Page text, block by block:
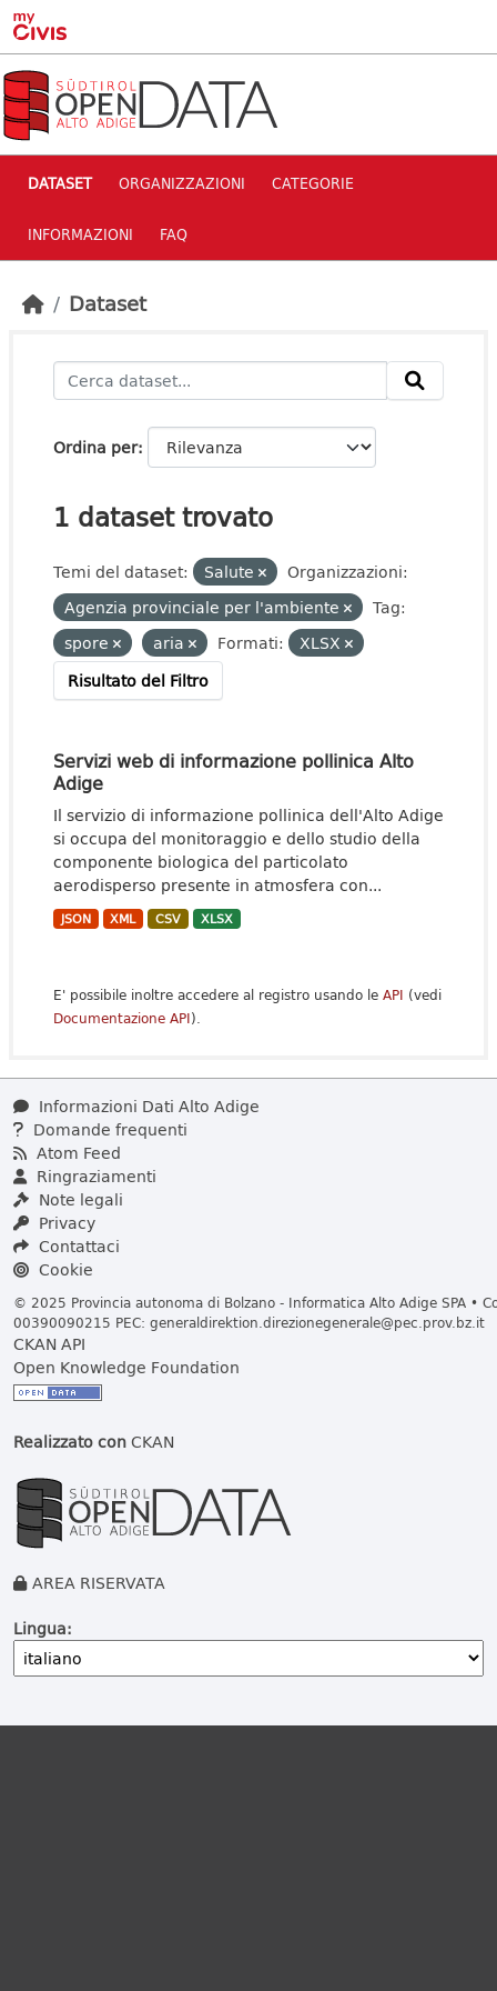
Skip to main content
DATASET ORGANIZZAZIONI CATEGORIE
INFORMAZIONI FAQ
Dataset
Ordina per
1 dataset trovato
Temi del dataset: Salute
Organizzazioni:
Agenzia provinciale per l'ambiente
Tag:
spore
aria Formati:
XLSX
Risultato del Filtro
Servizi web di informazione pollinica Alto
Adige
Il servizio di informazione pollinica dell'Alto Adige
si occupa del monitoraggio e dello studio della
componente biologica del particolato
aerodisperso presente in atmosfera con...
JSON XML CSV XLSX
E' possibile inoltre accedere al registro usando le API (vedi
Documentazione API).
Informazioni Dati Alto Adige
Domande frequenti
Atom Feed
Ringraziamenti
Note legali
Privacy
Contattaci
Cookie
© 2025 Provincia autonoma di Bolzano - Informatica Alto Adige SPA •
00390090215 PEC: generaldirektion.direzionegenerale@pec.prov.bz.it
CKAN API
Open Knowledge Foundation
Realizzato conCKAN
AREA RISERVATA
Lingua